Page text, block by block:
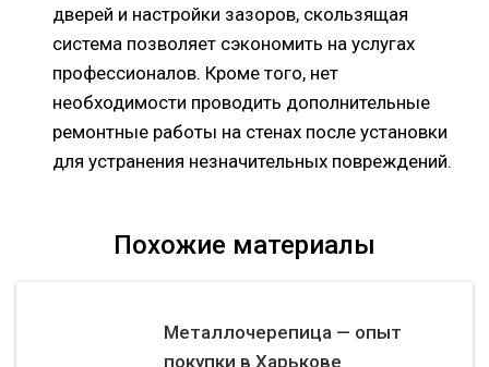
дверей и настройки зазоров, скользящая
система позволяет сэкономить на услугах
профессионалов. Кроме того, нет
необходимости проводить дополнительные
ремонтные работы на стенах после установки
для устранения незначительных повреждений.
Похожие материалы
Металлочерепица — опыт
покупки в Харькове